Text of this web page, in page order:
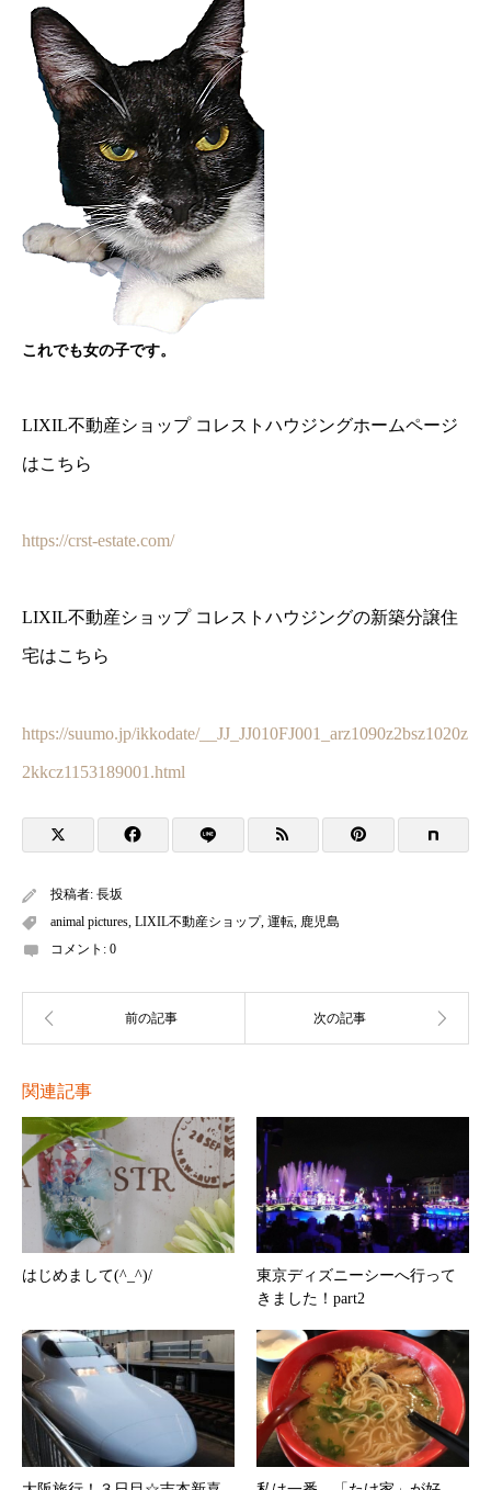
これでも女の子です。
LIXIL不動産ショップ コレストハウジングホームページ
はこちら
https://crst-estate.com/
LIXIL不動産ショップ コレストハウジングの新築分譲住
宅はこちら
https://suumo.jp/ikkodate/__JJ_JJ010FJ001_arz1090z2bsz1020z
2kkcz1153189001.html
投稿者: 長坂
animal pictures LIXIL不動産ショップ, 運転 鹿児島
コメント: 0
関連記事
はじめまして(^_^)/
東京ディズニーシーへ行って
きました！part2